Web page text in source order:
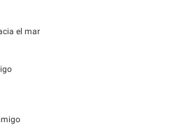
el mar